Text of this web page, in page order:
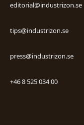
editorial@industrizon.se
tips@industrizon.se
press@industrizon.se
+46 8 525 034 00